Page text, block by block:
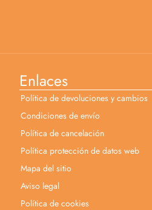
Enlaces
Política de devoluciones y cambios
Condiciones de envío
Política de cancelación
Política protección de datos web
Mapa del sitio
Aviso legal
Política de cookies